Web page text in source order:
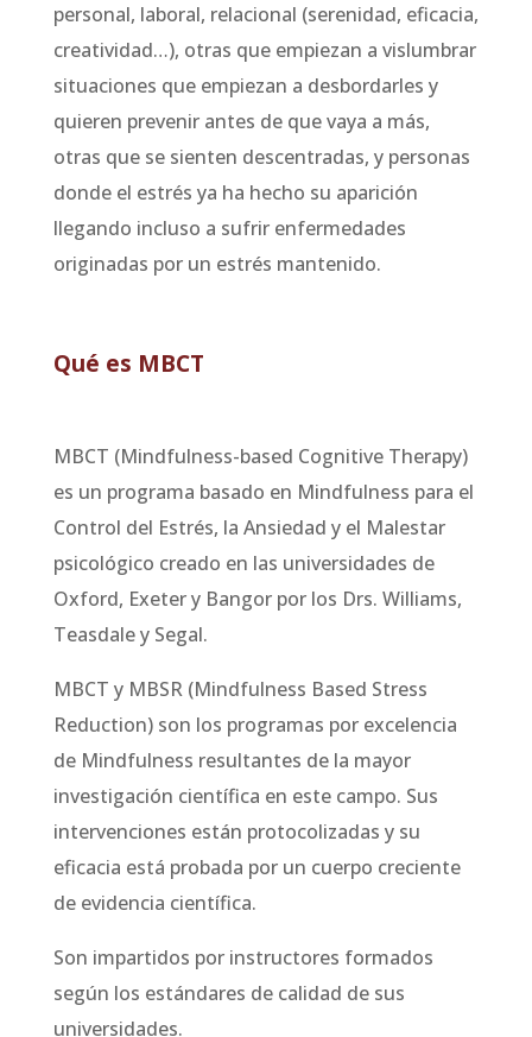
personal, laboral, relacional (serenidad, eficacia,
creatividad…), otras que empiezan a vislumbrar
situaciones que empiezan a desbordarles y
quieren prevenir antes de que vaya a más,
otras que se sienten descentradas, y personas
donde el estrés ya ha hecho su aparición
llegando incluso a sufrir enfermedades
originadas por un estrés mantenido.
Qué es MBCT
MBCT (Mindfulness-based Cognitive Therapy)
es un programa basado en Mindfulness para el
Control del Estrés, la Ansiedad y el Malestar
psicológico creado en las universidades de
Oxford, Exeter y Bangor por los Drs. Williams,
Teasdale y Segal.
MBCT y MBSR (Mindfulness Based Stress
Reduction) son los programas por excelencia
de Mindfulness resultantes de la mayor
investigación científica en este campo. Sus
intervenciones están protocolizadas y su
eficacia está probada por un cuerpo creciente
de evidencia científica.
Son impartidos por instructores formados
según los estándares de calidad de sus
universidades.